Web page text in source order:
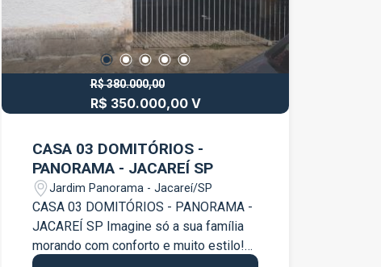
R$ 380.000,00
R$ 350.000,00 V
CASA 03 DOMITÓRIOS -
PANORAMA - JACAREÍ SP
Jardim Panorama - Jacareí/SP
CASA 03 DOMITÓRIOS - PANORAMA -
JACAREÍ SP Imagine só a sua família
morando com conforto e muito estilo!